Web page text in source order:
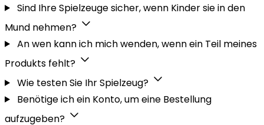
Sind Ihre Spielzeuge sicher, wenn Kinder sie in den
Mund nehmen?
An wen kann ich mich wenden, wenn ein Teil meines
Produkts fehlt?
Wie testen Sie Ihr Spielzeug?
Benötige ich ein Konto, um eine Bestellung
aufzugeben?